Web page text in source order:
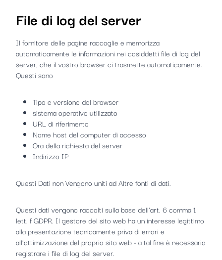
File di log del server
Il fornitore delle pagine raccoglie e memorizza
automaticamente le informazioni nei cosiddetti file di log del
server, che il vostro browser ci trasmette automaticamente.
Questi sono
Tipo e versione del browser
sistema operativo utilizzato
URL di riferimento
Nome host del computer di accesso
Ora della richiesta del server
Indirizzo IP
Questi Dati non Vengono uniti ad Altre fonti di dati.
Questi dati vengono raccolti sulla base dell'art. 6 comma 1
lett. f GDPR. Il gestore del sito web ha un interesse legittimo
alla presentazione tecnicamente priva di errori e
all'ottimizzazione del proprio sito web - a tal fine è necessario
registrare i file di log del server.